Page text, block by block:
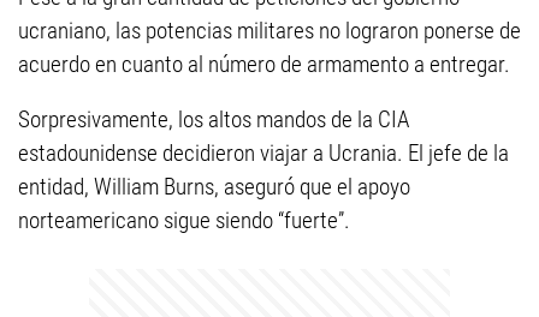
ucraniano, las potencias militares no lograron ponerse de
acuerdo en cuanto al número de armamento a entregar.
Sorpresivamente, los altos mandos de la CIA
estadounidense decidieron viajar a Ucrania. El jefe de la
entidad, William Burns, aseguró que el apoyo
norteamericano sigue siendo “fuerte”.